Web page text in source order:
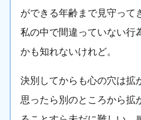
ができる年齢まで見守って
私の中で間違っていない行
かも知れないけれど。
決別してからも心の穴は拡
思ったら別のところから拡